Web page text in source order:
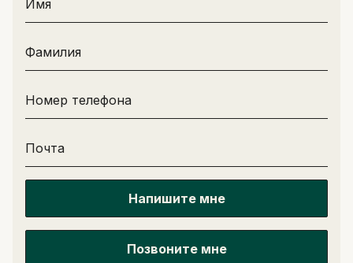
Написать в поддержку
Email
Имя
Фамилия
Номер телефона
Почта
Напишите мне
Позвоните мне